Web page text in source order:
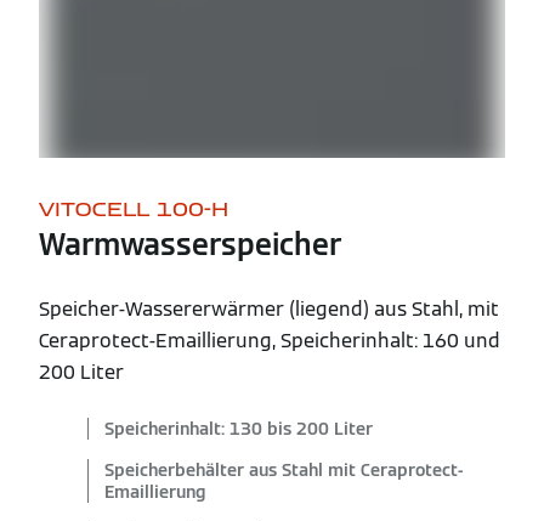
VITOCELL 100-H
Warmwasserspeicher
Speicher-Wassererwärmer (liegend) aus Stahl, mit
Ceraprotect-Emaillierung, Speicherinhalt: 160 und
200 Liter
Speicherinhalt: 130 bis 200 Liter
Speicherbehälter aus Stahl mit Ceraprotect-
Emaillierung